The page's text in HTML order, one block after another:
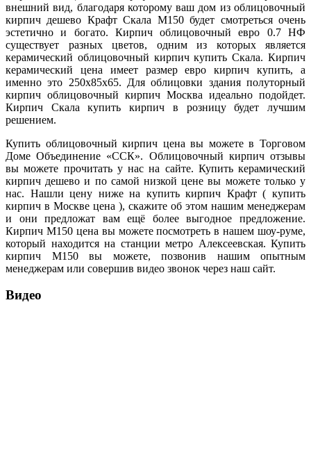
внешний вид, благодаря которому ваш дом из облицовочный
кирпич дешево Крафт Скала М150 будет смотреться очень
эстетично и богато. Кирпич облицовочный евро 0.7 НФ
существует разных цветов, одним из которых является
керамический облицовочный кирпич купить Скала. Кирпич
керамический цена имеет размер евро кирпич купить, а
именно это 250x85x65. Для облицовки здания полуторный
кирпич облицовочный кирпич Москва идеально подойдет.
Кирпич Скала купить кирпич в розницу будет лучшим
решением.
Купить облицовочный кирпич цена вы можете в Торговом
Доме Объединение «ССК». Облицовочный кирпич отзывы
вы можете прочитать у нас на сайте. Купить керамический
кирпич дешево и по самой низкой цене вы можете только у
нас. Нашли цену ниже на купить кирпич Крафт ( купить
кирпич в Москве цена ), скажите об этом нашим менеджерам
и они предложат вам ещё более выгодное предложение.
Кирпич М150 цена вы можете посмотреть в нашем шоу-руме,
который находится на станции метро Алексеевская. Купить
кирпич М150 вы можете, позвонив нашим опытным
менеджерам или совершив видео звонок через наш сайт.
Видео